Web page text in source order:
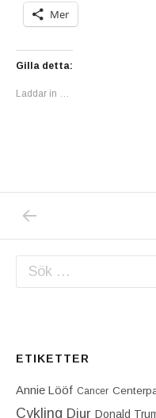
Mer
Gilla detta:
Laddar in …
Sök efter:
ETIKETTER
Annie Lööf Cancer
Cykling Djur Donald